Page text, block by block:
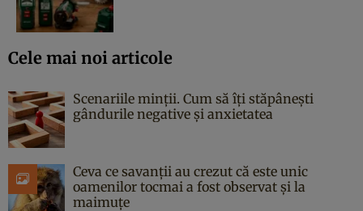
Cele mai noi articole
Scenariile minții. Cum să îți stăpânești
gândurile negative și anxietatea
Ceva ce savanții au crezut că este unic
oamenilor tocmai a fost observat și la
maimuțe